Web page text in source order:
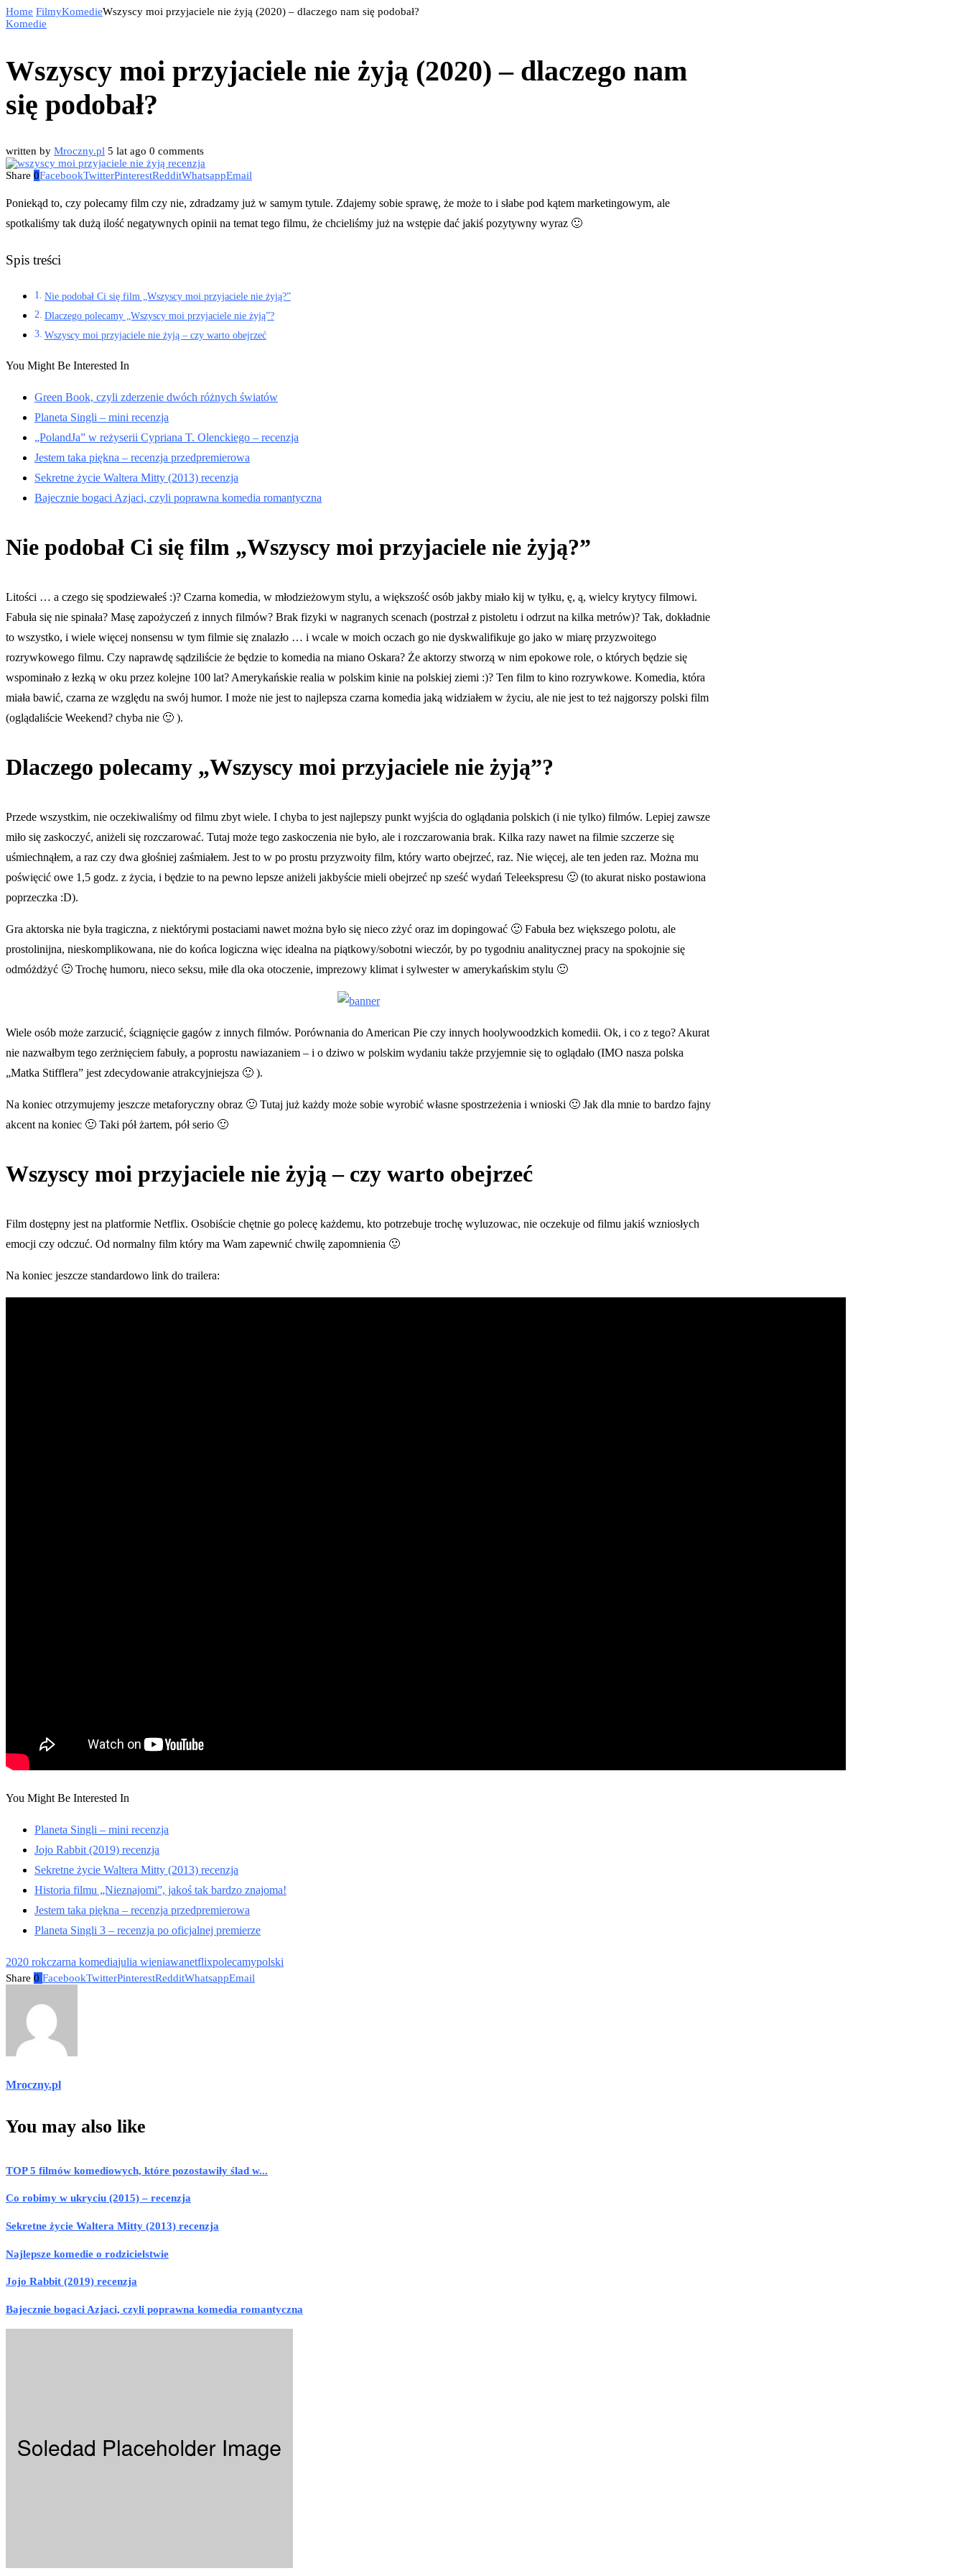
Home FilmyKomedieWszyscy moi przyjaciele nie żyją (2020) – dlaczego nam się podobał?
Komedie
Wszyscy moi przyjaciele nie żyją (2020) – dlaczego nam
się podobał?
written by Mroczny.pl 5 lat ago 0 comments
Share 0FacebookTwitterPinterestRedditWhatsappEmail
Poniekąd to, czy polecamy film czy nie, zdradzamy już w samym tytule. Zdajemy sobie sprawę, że może to i słabe pod kątem marketingowym, ale
spotkaliśmy tak dużą ilość negatywnych opinii na temat tego filmu, że chcieliśmy już na wstępie dać jakiś pozytywny wyraz 🙂
Spis treści
Nie podobał Ci się film „Wszyscy moi przyjaciele nie żyją?”
Dlaczego polecamy „Wszyscy moi przyjaciele nie żyją”?
Wszyscy moi przyjaciele nie żyją – czy warto obejrzeć
You Might Be Interested In
Green Book, czyli zderzenie dwóch różnych światów
Planeta Singli – mini recenzja
„PolandJa” w reżyserii Cypriana T. Olenckiego – recenzja
Jestem taka piękna – recenzja przedpremierowa
Sekretne życie Waltera Mitty (2013) recenzja
Bajecznie bogaci Azjaci, czyli poprawna komedia romantyczna
Nie podobał Ci się film „Wszyscy moi przyjaciele nie żyją?”
Litości … a czego się spodziewałeś :)? Czarna komedia, w młodzieżowym stylu, a większość osób jakby miało kij w tyłku, ę, ą, wielcy krytycy filmowi.
Fabuła się nie spinała? Masę zapożyczeń z innych filmów? Brak fizyki w nagranych scenach (postrzał z pistoletu i odrzut na kilka metrów)? Tak, dokładnie
to wszystko, i wiele więcej nonsensu w tym filmie się znalazło … i wcale w moich oczach go nie dyskwalifikuje go jako w miarę przyzwoitego
rozrywkowego filmu. Czy naprawdę sądziliście że będzie to komedia na miano Oskara? Że aktorzy stworzą w nim epokowe role, o których będzie się
wspominało z łezką w oku przez kolejne 100 lat? Amerykańskie realia w polskim kinie na polskiej ziemi :)? Ten film to kino rozrywkowe. Komedia, która
miała bawić, czarna ze względu na swój humor. I może nie jest to najlepsza czarna komedia jaką widziałem w życiu, ale nie jest to też najgorszy polski film
(oglądaliście Weekend? chyba nie 🙂 ).
Dlaczego polecamy „Wszyscy moi przyjaciele nie żyją”?
Przede wszystkim, nie oczekiwaliśmy od filmu zbyt wiele. I chyba to jest najlepszy punkt wyjścia do oglądania polskich (i nie tylko) filmów. Lepiej zawsze
miło się zaskoczyć, aniżeli się rozczarować. Tutaj może tego zaskoczenia nie było, ale i rozczarowania brak. Kilka razy nawet na filmie szczerze się
uśmiechnąłem, a raz czy dwa głośniej zaśmiałem. Jest to w po prostu przyzwoity film, który warto obejrzeć, raz. Nie więcej, ale ten jeden raz. Można mu
poświęcić owe 1,5 godz. z życia, i będzie to na pewno lepsze aniżeli jakbyście mieli obejrzeć np sześć wydań Teleekspresu 🙂 (to akurat nisko postawiona
poprzeczka :D).
Gra aktorska nie była tragiczna, z niektórymi postaciami nawet można było się nieco zżyć oraz im dopingować 🙂 Fabuła bez większego polotu, ale
prostolinijna, nieskomplikowana, nie do końca logiczna więc idealna na piątkowy/sobotni wieczór, by po tygodniu analitycznej pracy na spokojnie się
odmóżdżyć 🙂 Trochę humoru, nieco seksu, miłe dla oka otoczenie, imprezowy klimat i sylwester w amerykańskim stylu 🙂
Wiele osób może zarzucić, ściągnięcie gagów z innych filmów. Porównania do American Pie czy innych hoolywoodzkich komedii. Ok, i co z tego? Akurat
nie nazwałbym tego zerżnięciem fabuły, a poprostu nawiazaniem – i o dziwo w polskim wydaniu także przyjemnie się to oglądało (IMO nasza polska
„Matka Stifflera” jest zdecydowanie atrakcyjniejsza 🙂 ).
Na koniec otrzymujemy jeszcze metaforyczny obraz 🙂 Tutaj już każdy może sobie wyrobić własne spostrzeżenia i wnioski 🙂 Jak dla mnie to bardzo fajny
akcent na koniec 🙂 Taki pół żartem, pół serio 🙂
Wszyscy moi przyjaciele nie żyją – czy warto obejrzeć
Film dostępny jest na platformie Netflix. Osobiście chętnie go polecę każdemu, kto potrzebuje trochę wyluzowac, nie oczekuje od filmu jakiś wzniosłych
emocji czy odczuć. Od normalny film który ma Wam zapewnić chwilę zapomnienia 🙂
Na koniec jeszcze standardowo link do trailera:
You Might Be Interested In
Planeta Singli – mini recenzja
Jojo Rabbit (2019) recenzja
Sekretne życie Waltera Mitty (2013) recenzja
Historia filmu „Nieznajomi”, jakoś tak bardzo znajoma!
Jestem taka piękna – recenzja przedpremierowa
Planeta Singli 3 – recenzja po oficjalnej premierze
2020 rokczarna komediajulia wieniawanetflixpolecamypolski
Share 0 FacebookTwitterPinterestRedditWhatsappEmail
Mroczny.pl
You may also like
TOP 5 filmów komediowych, które pozostawiły ślad w...
Co robimy w ukryciu (2015) – recenzja
Sekretne życie Waltera Mitty (2013) recenzja
Najlepsze komedie o rodzicielstwie
Jojo Rabbit (2019) recenzja
Bajecznie bogaci Azjaci, czyli poprawna komedia romantyczna